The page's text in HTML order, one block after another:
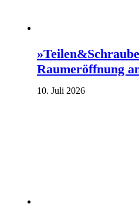
Raumeröffnung
10. Juli 2026